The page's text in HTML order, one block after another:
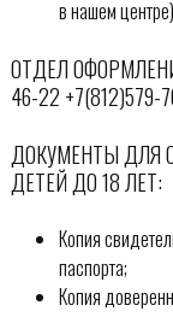
в нашем
ОТДЕЛ
46-22 +7(812)579-
ДОКУМЕНТЫ ДЛЯ
ДЕТЕЙ ДО 18 ЛЕТ:
Копия
паспорта;
Копия